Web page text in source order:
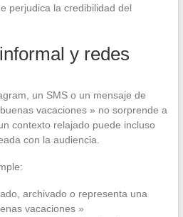
perjudica la credibilidad del
y redes
un SMS o un mensaje de
vacaciones » no sorprende a
contexto relajado puede incluso
con la audiencia.
archivado o representa una
vacaciones »